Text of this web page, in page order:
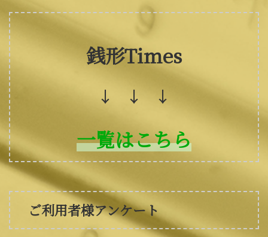
銭形Times
↓ ↓ ↓
一覧はこちら
ご利用者様アンケート